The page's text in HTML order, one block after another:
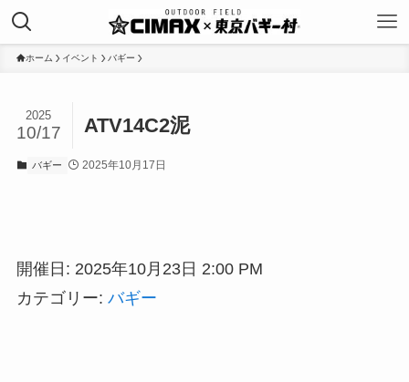
ホーム イベント バギー
ATV14C2泥
2025
10/17
バギー 2025年10月17日
開催日: 2025年10月23日 2:00 PM
カテゴリー: バギー